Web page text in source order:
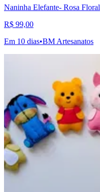
Naninha Elefante- Rosa Floral
R$ 99,00
Em 10 dias•BM Artesanatos